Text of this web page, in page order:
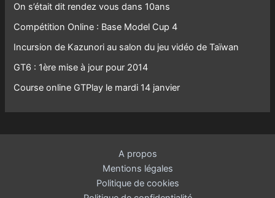
On s’était dit rendez vous dans 10ans
Compétition Online : Base Model Cup 4
Incursion de Kazunori au salon du jeu vidéo de Taïwan
GT6 : 1ère mise à jour pour 2014
Course online GTPlay le mardi 14 janvier
A propos
Mentions légales
Politique de cookies